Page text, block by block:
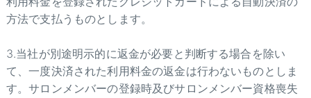
方法で支払うものとします。
3.当社が別途明示的に返金が必要と判断する場合を除い
て、一度決済された利用料金の返金は行わないものとしま
す。サロンメンバーの登録時及びサロンメンバー資格喪失